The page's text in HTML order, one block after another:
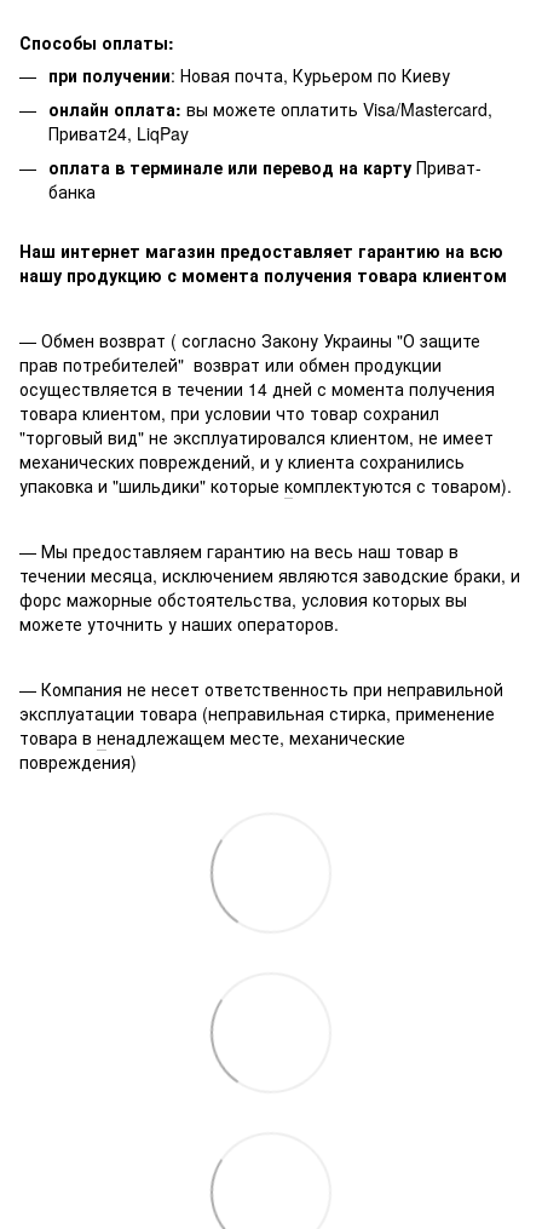
Способы оплаты:
при получении: Новая почта, Курьером по Киеву
онлайн оплата: вы можете оплатить Visa/Mastercard,
Приват24, LiqPay
оплата в терминале или перевод на карту Приват-
банка
Наш интернет магазин предоставляет гарантию на всю
нашу продукцию с момента получения товара клиентом
— Обмен возврат ( согласно Закону Украины "О защите
прав потребителей" возврат или обмен продукции
осуществляется в течении 14 дней с момента получения
товара клиентом, при условии что товар сохранил
"торговый вид" не эксплуатировался клиентом, не имеет
механических повреждений, и у клиента сохранились
упаковка и "шильдики" которые комплектуются с товаром).
— Мы предоставляем гарантию на весь наш товар в
течении месяца, исключением являются заводские браки, и
форс мажорные обстоятельства, условия которых вы
можете уточнить у наших операторов.
— Компания не несет ответственность при неправильной
эксплуатации товара (неправильная стирка, применение
товара в ненадлежащем месте, механические
повреждения)